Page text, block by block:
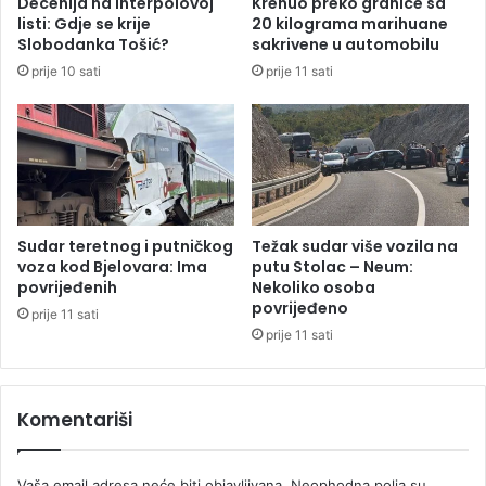
t
v
o
t
r
a
ž
i
m
a
k
s
i
m
n
k
c
i
t
e
r
n
,
i
n
t
e
r
s
listi: Gdje se krije
Slobodanka Tošić?
prije 10 sati
20 kilograma marihuane
sakrivene u automobilu
prije 11 sati
Sudar teretnog i putničkog
voza kod Bjelovara: Ima
povrijeđenih
prije 11 sati
Težak sudar više vozila na
putu Stolac – Neum:
Nekoliko osoba
povrijeđeno
prije 11 sati
Komentariši